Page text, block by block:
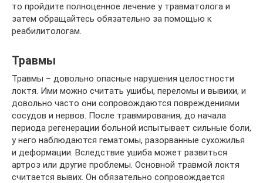
то пройдите полноценное лечение у травматолога и
затем обращайтесь обязательно за помощью к
реабилитологам.
Травмы
Травмы – довольно опасные нарушения целостности
локтя. Ими можно считать ушибы, переломы и вывихи, и
довольно часто они сопровождаются повреждениями
сосудов и нервов. После травмирования, до начала
периода регенерации больной испытывает сильные боли,
у него наблюдаются гематомы, разорванные сухожилья
и деформации. Вследствие ушиба может развиться
артроз или другие проблемы. Основной травмой локтя
считается вывих. Он обязательно сопровождается